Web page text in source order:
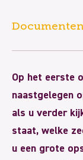
Op het eerste
naastgelegen
als u verder
staat, welke
u een grote